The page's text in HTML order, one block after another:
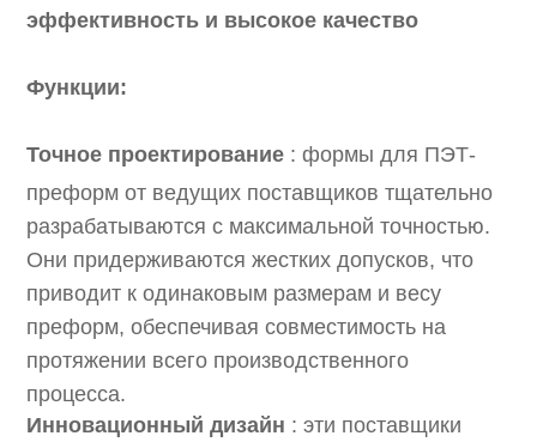
эффективность и высокое качество
Функции:
Точное проектирование : формы для ПЭТ-
преформ от ведущих поставщиков тщательно
разрабатываются с максимальной точностью.
Они придерживаются жестких допусков, что
приводит к одинаковым размерам и весу
преформ, обеспечивая совместимость на
протяжении всего производственного
процесса.
Инновационный дизайн : эти поставщики